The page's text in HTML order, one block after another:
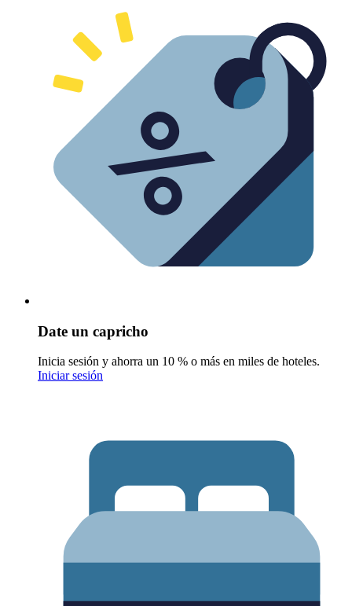
Date un capricho
Inicia sesión y ahorra un 10 % o más en miles de hoteles.
Iniciar sesión